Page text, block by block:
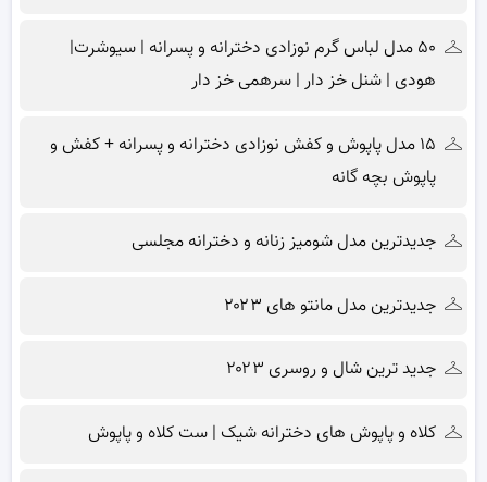
۵۰ مدل لباس گرم نوزادی دخترانه و پسرانه | سیوشرت|
هودی | شنل خز دار | سرهمی خز دار
۱۵ مدل پاپوش و کفش نوزادی دخترانه و پسرانه + کفش و
پاپوش بچه گانه
جدیدترین مدل شومیز زنانه و دخترانه مجلسی
جدیدترین مدل مانتو های ۲۰۲۳
جدید ترین شال و روسری ۲۰۲۳
کلاه و پاپوش های دخترانه شیک | ست کلاه و پاپوش